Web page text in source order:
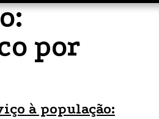
por
à população: